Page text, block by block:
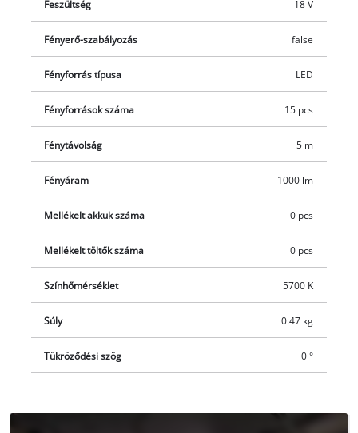
Softgrip borítású markolat rugalmas használatot és egyszerű,
lehetőségnek (pl. rögzítőkampó vagy gyűrű) köszönhetően a
készülék rendkívül sokoldalúan használható. Akku és töltő
nélkül. Ezeket külön vásárolhatja meg.
Feszültség 18 V
Fényerő-szabályozás false
Fényforrás típusa LED
Fényforrások száma 15 pcs
Fénytávolság 5 m
Fényáram 1000 lm
Mellékelt akkuk száma 0 pcs
Mellékelt töltők száma 0 pcs
Színhőmérséklet 5700 K
Súly 0.47 kg
Tükröződési szög 0 °